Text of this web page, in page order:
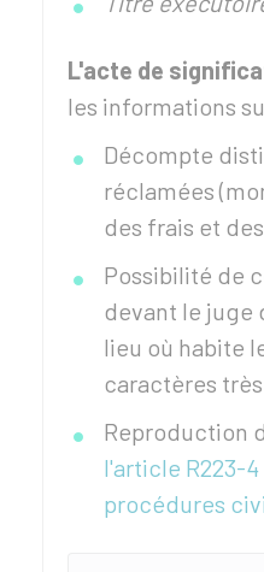
L'acte de
les informations
Décompte
réclamées
des frais et
Possibilité de
devant le juge
lieu où habite
caractères
Reproduction
l'article R223-
procédures